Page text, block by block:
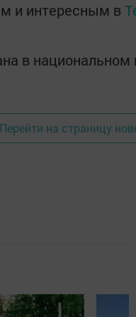
и интересным в
в
Перейти на страницу